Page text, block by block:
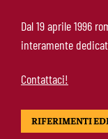
Dal 19 aprile 1996
interamente
Contattaci!
RIFERIMENTI